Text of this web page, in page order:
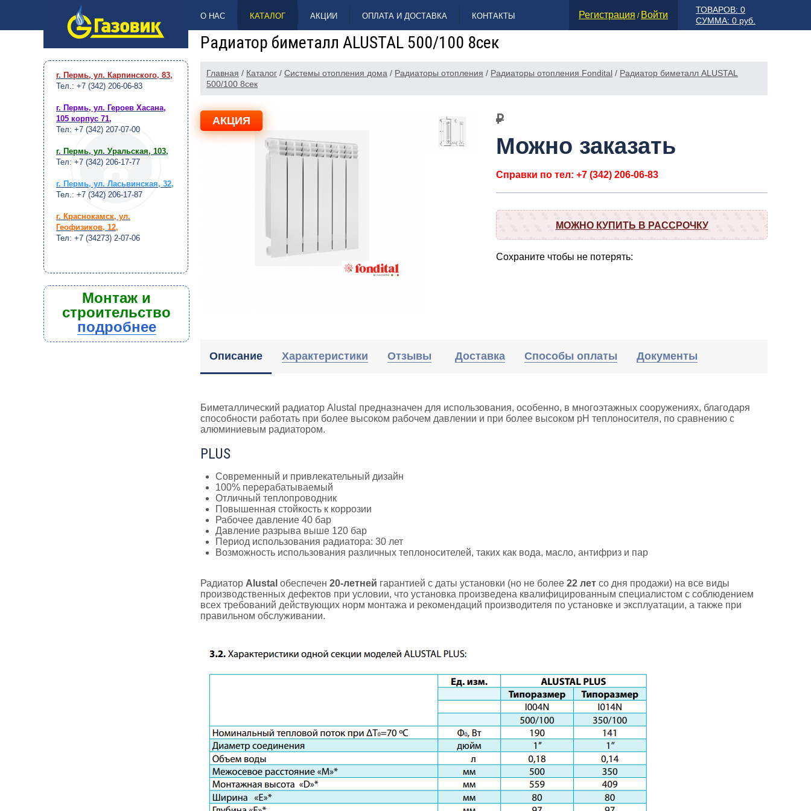
НАВЕРХ
О НАС КАТАЛОГ АКЦИИ ОПЛАТА И ДОСТАВКА КОНТАКТЫ
ТОВАРОВ: 0
СУММА: 0 руб.
Регистрация / Войти
Радиатор биметалл ALUSTAL 500/100 8сек
Главная / Каталог / Системы отопления дома / Радиаторы отопления / Радиаторы отопления Fondital / Радиатор биметалл ALUSTAL
500/100 8сек
АКЦИЯ ₽
Можно заказать
Справки по тел: +7 (342) 206-06-83
МОЖНО КУПИТЬ В РАССРОЧКУ
Сохраните чтобы не потерять:
Описание Характеристики Отзывы Доставка Способы оплаты Документы
Биметаллический радиатор Alustal предназначен для использования, особенно, в многоэтажных сооружениях, благодаря
способности работать при более высоком рабочем давлении и при более высоком pH теплоносителя, по сравнению с
алюминиевым радиатором.
PLUS
Современный и привлекательный дизайн
100% перерабатываемый
Отличный теплопроводник
Повышенная стойкость к коррозии
Рабочее давление 40 бар
Давление разрыва выше 120 бар
Период использования радиатора: 30 лет
Возможность использования различных теплоносителей, таких как вода, масло, антифриз и пар
Радиатор Alustal обеспечен 20-летней гарантией с даты установки (но не более 22 лет со дня продажи) на все виды
производственных дефектов при условии, что установка произведена квалифицированным специалистом с соблюдением
всех требований действующих норм монтажа и рекомендаций производителя по установке и эксплуатации, а также при
правильном обслуживании.
г. Пермь, ул. Карпинского, 83,
Тел.: +7 (342) 206-06-83
г. Пермь, ул. Героев Хасана,
105 корпус 71,
Тел: +7 (342) 207-07-00
г. Пермь, ул. Уральская, 103,
Тел: +7 (342) 206-17-77
г. Пермь, ул. Ласьвинская, 32,
Тел.: +7 (342) 206-17-87
г. Краснокамск, ул.
Геофизиков, 12,
Тел: +7 (34273) 2-07-06
Монтаж и
строительство
подробнее